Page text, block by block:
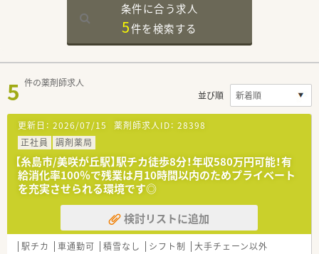
条件に合う求人
5件を検索する
5 件の薬剤師求人
並び順
更新日： 2026/07/15 薬剤師求人ID： 28398
正社員
調剤薬局
【糸島市/美咲が丘駅】駅チカ徒歩8分！年収580万円可能！有
給消化率100％で残業は月10時間以内のためプライベート
を充実させられる環境です◎
検討リストに追加
駅チカ 車通勤可 積雪なし シフト制 大手チェーン以外